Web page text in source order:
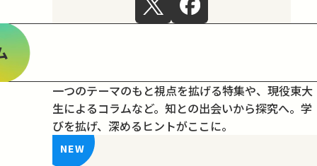
一つのテーマのもと視点を拡げる特集や、現役東大
生によるコラムなど。 知との出会いから探究へ。学
びを拡げ、深めるヒントがここに。